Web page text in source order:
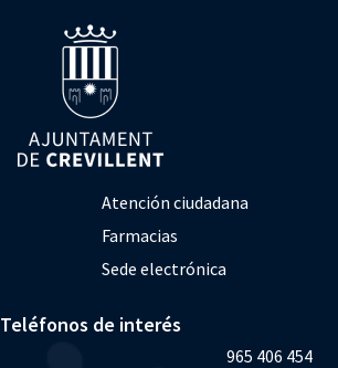
Atención ciudadana
Farmacias
Sede electrónica
Teléfonos de interés
965 406 454